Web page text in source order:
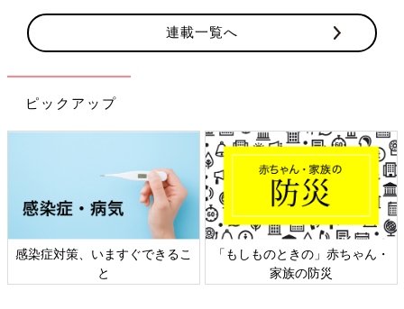
と近所へのお出かけなどには向かない。（おうちの中や近所用の
抱っこひもと、家事をやる時のおんぶ紐を別に購入した。）ギミ
ック、抱っこの仕方が多い分、作りが複雑。安かったので最新モ
ら買わなかったのも反省。
首が座って～現在も使用中
電車
居住地域
東京都
ママ
大人の身長
ママ161cm
連載一覧へ
ピックアップ
感染症対策、いますぐできるこ
と
「もしものときの」赤ちゃん・
家族の防災